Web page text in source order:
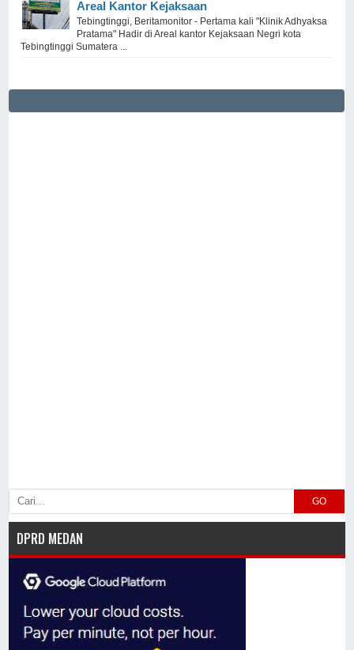
Areal Kantor Kejaksaan
Tebingtinggi, Beritamonitor - Pertama kali "Klinik Adhyaksa
Pratama" Hadir di Areal kantor Kejaksaan Negri kota
Tebingtinggi Sumatera ...
GO
DPRD MEDAN